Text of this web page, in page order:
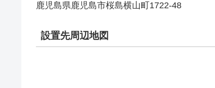
鹿児島県鹿児島市桜島横山町1722-48
設置先周辺地図